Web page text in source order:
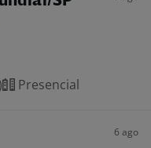
Presencial
6 ago